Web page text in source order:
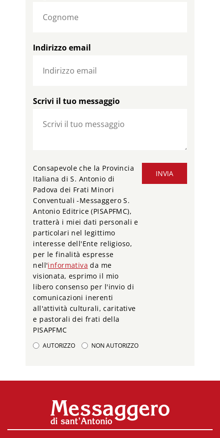
Indirizzo email
Scrivi il tuo messaggio
INVIA
Consapevole che la Provincia
Italiana di S. Antonio di
Padova dei Frati Minori
Conventuali -Messaggero S.
Antonio Editrice (PISAPFMC),
tratterà i miei dati personali e
particolari nel legittimo
interesse dell'Ente religioso,
per le finalità espresse
nell'informativa da me
visionata, esprimo il mio
libero consenso per l'invio di
comunicazioni inerenti
all'attività culturali, caritative
e pastorali dei frati della
PISAPFMC
AUTORIZZO NON AUTORIZZO